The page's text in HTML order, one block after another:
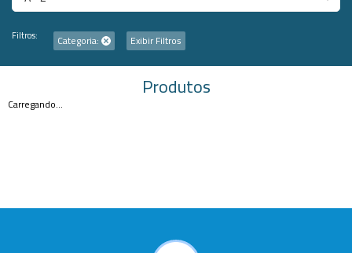
Filtros: Categoria: Exibir Filtros
Produtos
Carregando...